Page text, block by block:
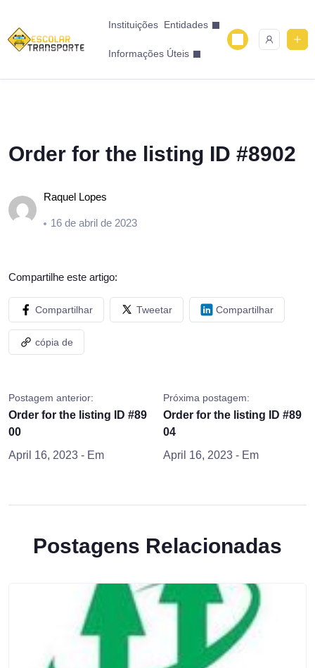
Instituições Entidades
Informações Úteis
Order for the listing ID #8902
Raquel Lopes
16 de abril de 2023
Compartilhe este artigo:
Compartilhar Tweetar Compartilhar
cópia de
Postagem anterior:
Order for the listing ID #89
00
April 16, 2023 - Em
Próxima postagem:
Order for the listing ID #89
04
April 16, 2023 - Em
Postagens Relacionadas